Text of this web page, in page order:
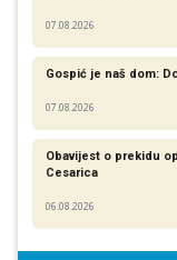
07.08.2026
Gospić je naš dom:
07.08.2026
Obavijest o prekidu
Cesarica
06.08.2026